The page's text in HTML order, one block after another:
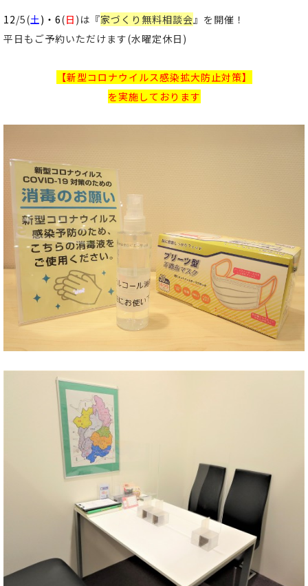
12/5(土)・6(日 )は『家づくり無料相談会』を開催！
平日もご予約いただけます(水曜定休日)
【新型コロナウイルス感染拡大防止対策】
を実施しております